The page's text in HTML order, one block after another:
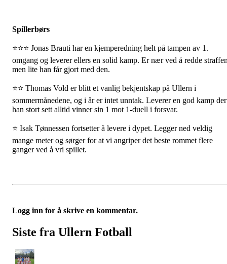
Spillerbørs
⭐⭐⭐ Jonas Brauti har en kjemperedning helt på tampen av 1.
omgang og leverer ellers en solid kamp. Er nær ved å redde
men lite han får gjort med den.
⭐⭐ Thomas Vold er blitt et vanlig bekjentskap på Ullern i
sommermånedene, og i år er intet unntak. Leverer en god kamp der
han stort sett alltid vinner sin 1 mot 1-duell i forsvar.
⭐ Isak Tønnessen fortsetter å levere i dypet. Legger ned veldig
mange meter og sørger for at vi angriper det beste rommet flere
ganger ved å vri spillet.
Logg inn for å skrive en kommentar.
Siste fra Ullern Fotball